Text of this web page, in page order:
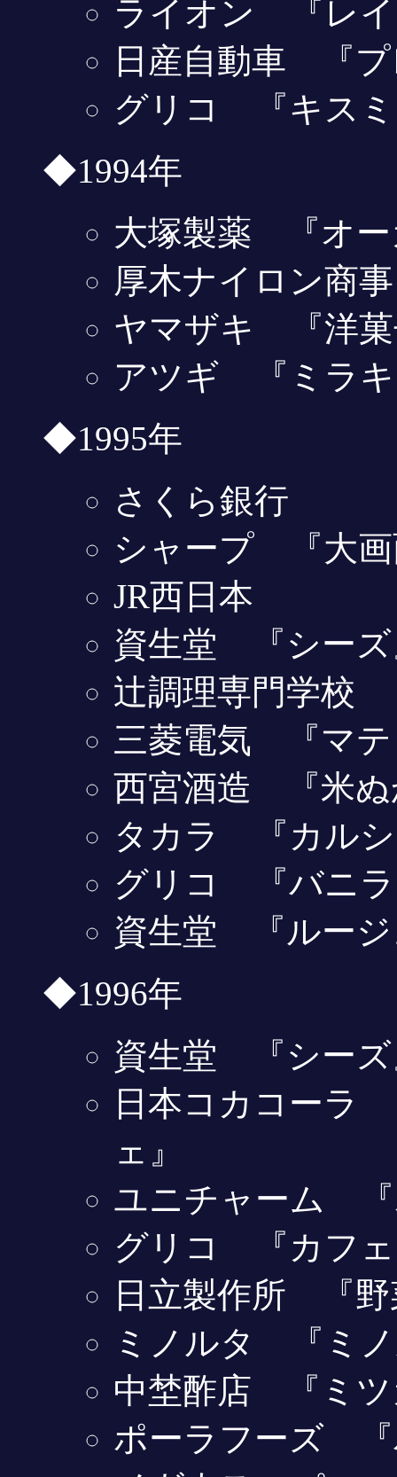
ライオン 『レ
日産自動車 『プ
グリコ 『キス
◆1994年
大塚製薬 『オー
厚木ナイロン商
ヤマザキ 『洋菓
アツギ 『ミラ
◆1995年
さくら銀行
シャープ 『大画
JR西日本
資生堂 『シーズ
辻調理専門学校
三菱電気 『マテ
西宮酒造 『米ぬ
タカラ 『カル
グリコ 『バニラ
資生堂 『ルージ
◆1996年
資生堂 『シーズ
日本コカコーラ
ェ』
ユニチャーム 『
グリコ 『カフ
日立製作所 『野
ミノルタ 『ミ
中埜酢店 『ミツ
ポーラフーズ 『